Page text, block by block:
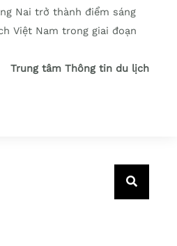
Nai trở thành điểm sáng
Việt Nam trong giai đoạn
Trung tâm Thông tin du lịch